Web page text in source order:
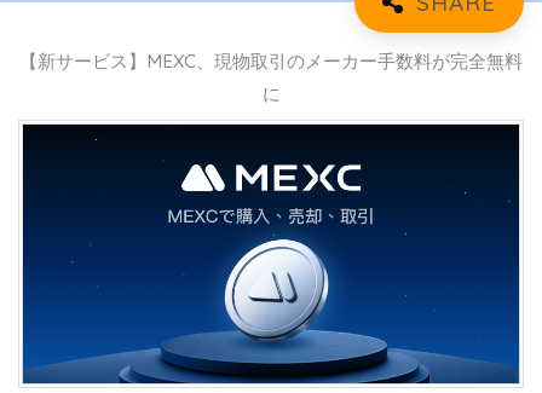
【新サービス】MEXC、現物取引のメーカー手数料が完全無料
に